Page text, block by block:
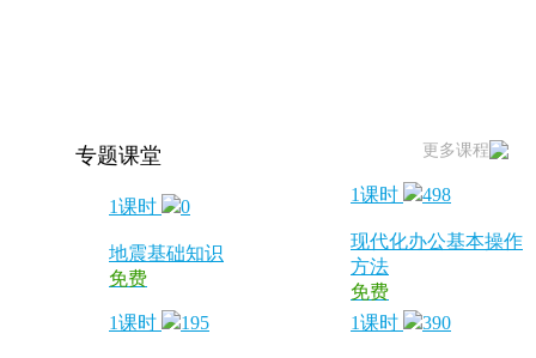
更多课程
专题课堂
1课时 0
地震基础知识
免费
1课时 498
现代化办公基本操作
方法
免费
1课时
195 1课时 390